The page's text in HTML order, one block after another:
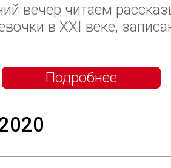
вечер читаем
в XXI веке,
Подробнее